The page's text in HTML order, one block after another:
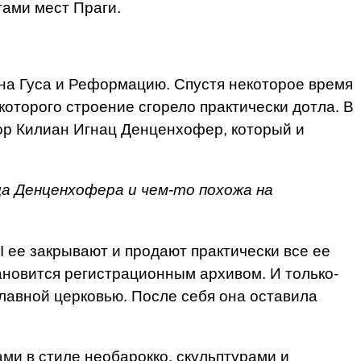
мест Праги.
Гуса и Реформацию. Спустя некоторое время
строение сгорело практически дотла. В
Килиан Игнац Денценхофер, который и
Денценхофера и чем-то похожа на
закрывают и продают практически все ее
регистрационным архивом. И только-
церковью. После себя она оставила
в стиле необарокко, скульптурами и